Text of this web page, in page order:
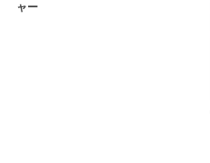
ャー